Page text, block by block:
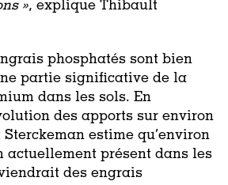
», explique Thibault
phosphatés sont bien
partie significative de la
dans les sols. En
des apports sur environ
estime qu’environ
actuellement présent dans les
des engrais